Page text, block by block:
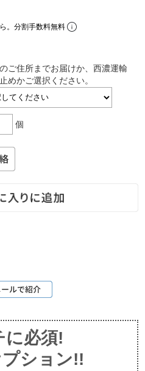
。分割手数料無料
ご住所までお届けか、西濃運輸
めかご選択ください。
個
に必須!
ション!!